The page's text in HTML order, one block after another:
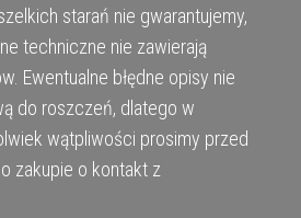
starań nie gwarantujemy,
techniczne nie zawierają
Ewentualne błędne opisy nie
do roszczeń, dlatego w
wątpliwości prosimy przed
zakupie o kontakt z